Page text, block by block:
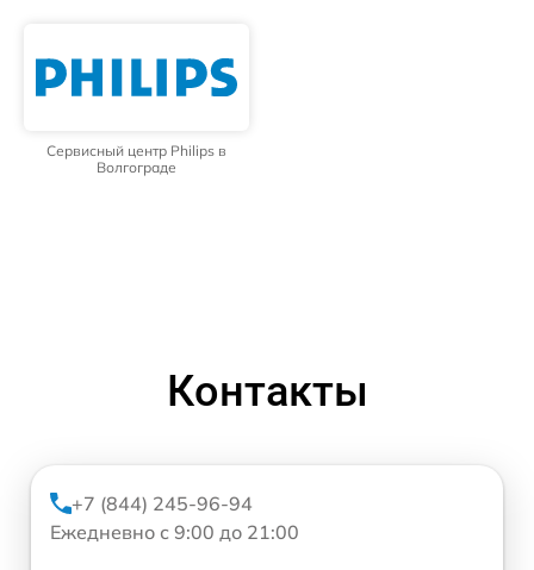
Сервисный центр Philips в
Волгограде
Контакты
+7 (844) 245-96-94
Ежедневно с 9:00 до 21:00